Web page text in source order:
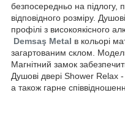
безпосередньо на підлогу,
відповідного розміру.
профілі з високоякісного
Demsaş Metal в кольорі
загартованим склом.
Магнітний замок
Душові двері Shower Relax
а також гарне